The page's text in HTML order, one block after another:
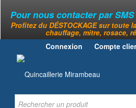
Pour nous contacter par SMS
Profitez du DÉSTOCKAGE sur toute
chauffage, mitre, rosace,
Connexion
Compte